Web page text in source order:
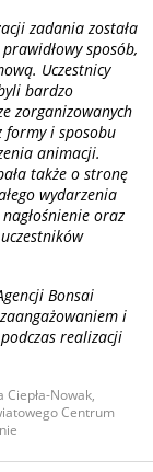
zadania została
sposób,
Uczestnicy
bardzo
zorganizowanych
i sposobu
animacji.
także o stronę
wydarzenia
oraz
Bonsai
i
realizacji
Nowak,
Centrum